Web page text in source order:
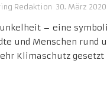
Redaktion 30. März 2020
– eine
und Menschen rund
Klimaschutz